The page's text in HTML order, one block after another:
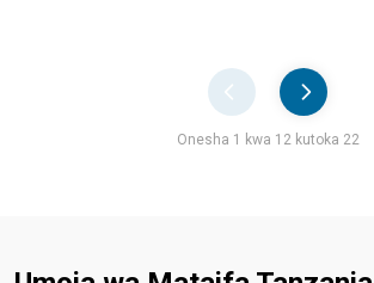
Onesha 1 kwa 12 kutoka 22